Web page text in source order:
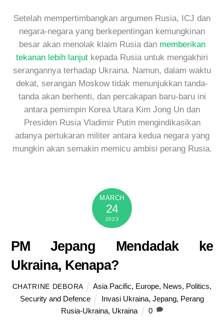
Setelah mempertimbangkan argumen Rusia, ICJ dan
negara-negara yang berkepentingan kemungkinan
besar akan menolak klaim Rusia dan memberikan
tekanan lebih lanjut kepada Rusia untuk mengakhiri
serangannya terhadap Ukraina. Namun, dalam waktu
dekat, serangan Moskow tidak menunjukkan tanda-
tanda akan berhenti, dan percakapan baru-baru ini
antara pemimpin Korea Utara Kim Jong Un dan
Presiden Rusia Vladimir Putin mengindikasikan
adanya pertukaran militer antara kedua negara yang
mungkin akan semakin memicu ambisi perang Rusia.
MARCH
24
2023
PM Jepang Mendadak ke
Ukraina, Kenapa?
CHATRINE DEBORA Asia Pacific, Europe, News, Politics,
Security and Defence
Invasi Ukraina,Jepang, Perang
Rusia-Ukraina, Ukraina 0